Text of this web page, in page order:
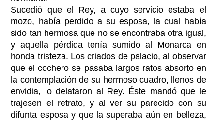
Sucedió que el Rey, a cuyo servicio estaba el
mozo, había perdido a su esposa, la cual había
sido tan hermosa que no se encontraba otra igual,
y aquella pérdida tenía sumido al Monarca en
honda tristeza. Los criados de palacio, al observar
que el cochero se pasaba largos ratos absorto en
la contemplación de su hermoso cuadro, llenos de
envidia, lo delataron al Rey. Éste mandó que le
trajesen el retrato, y al ver su parecido con su
difunta esposa y que la superaba aún en belleza,